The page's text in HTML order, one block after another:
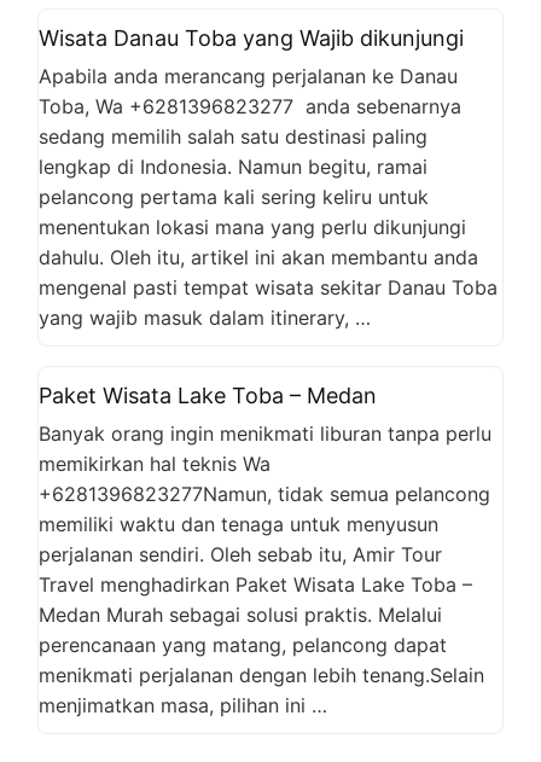
Wisata Danau Toba yang Wajib dikunjungi
Apabila anda merancang perjalanan ke Danau
Toba, Wa +6281396823277 anda sebenarnya
sedang memilih salah satu destinasi paling
lengkap di Indonesia. Namun begitu, ramai
pelancong pertama kali sering keliru untuk
menentukan lokasi mana yang perlu dikunjungi
dahulu. Oleh itu, artikel ini akan membantu anda
mengenal pasti tempat wisata sekitar Danau Toba
yang wajib masuk dalam itinerary, …
Paket Wisata Lake Toba – Medan
Banyak orang ingin menikmati liburan tanpa perlu
memikirkan hal teknis Wa
+6281396823277Namun, tidak semua pelancong
memiliki waktu dan tenaga untuk menyusun
perjalanan sendiri. Oleh sebab itu, Amir Tour
Travel menghadirkan Paket Wisata Lake Toba –
Medan Murah sebagai solusi praktis. Melalui
perencanaan yang matang, pelancong dapat
menikmati perjalanan dengan lebih tenang.Selain
menjimatkan masa, pilihan ini …